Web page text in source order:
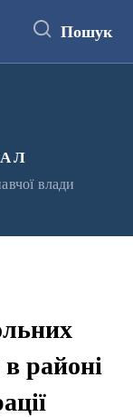
Пошук
влади
в районі